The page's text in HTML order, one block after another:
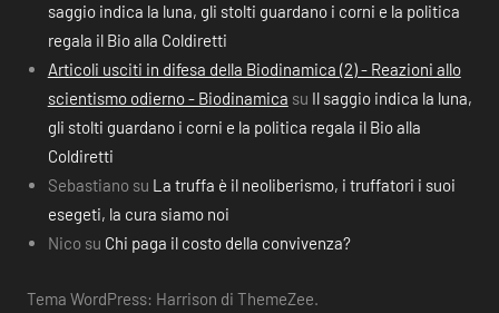
saggio indica la luna, gli stolti guardano i corni e la politica
regala il Bio alla Coldiretti
Articoli usciti in difesa della Biodinamica (2) - Reazioni allo
scientismo odierno - Biodinamica su Il saggio indica la luna,
gli stolti guardano i corni e la politica regala il Bio alla
Coldiretti
Sebastiano su La truffa è il neoliberismo, i truffatori i suoi
esegeti, la cura siamo noi
Nico su Chi paga il costo della convivenza?
Tema WordPress: Harrison di ThemeZee.